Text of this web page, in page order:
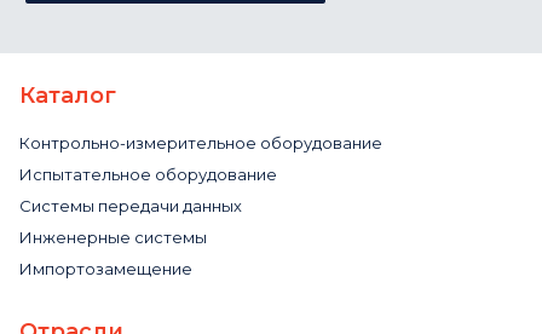
Каталог
Контрольно-измерительное оборудование
Испытательное оборудование
Системы передачи данных
Инженерные системы
Импортозамещение